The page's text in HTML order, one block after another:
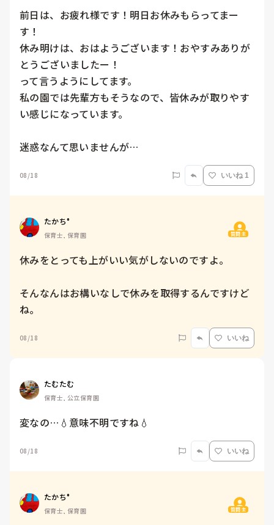
前日は、お疲れ様です！明日お休みもらってまー
す！
休み明けは、おはようございます！おやすみありが
とうございましたー！
って言うようにしてます。
私の園では先輩方もそうなので、皆休みが取りやす
い感じになっています。
迷惑なんて思いませんが…
08/18 いいね 1
たかち°
保育士, 保育園 質問主
休みをとっても上がいい気がしないのですよ。
そんなんはお構いなしで休みを取得するんですけど
ね。
08/18 いいね
たむたむ
保育士, 公立保育園
変なの…💧意味不明ですね💧
08/18 いいね
たかち°
保育士, 保育園 質問主